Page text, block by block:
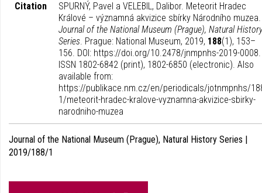
Citation
SPURNÝ, Pavel a VELEBIL, Dalibor. Meteorit Hradec
Králové – významná akvizice sbírky Národního muzea.
Journal of the National Museum (Prague), Natural
Series. Prague: National Museum, 2019, 188(1), 153–
156. DOI: https://doi.org/10.2478/jnmpnhs-2019-0008.
ISSN 1802-6842 (print), 1802-6850 (electronic). Also
available from:
https://publikace.nm.cz/en/periodicals/jotnmpnhs/
1/meteorit-hradec-kralove-vyznamna-akvizice-sbirky-
narodniho-muzea
Journal of the National Museum (Prague), Natural History Series |
2019/188/1